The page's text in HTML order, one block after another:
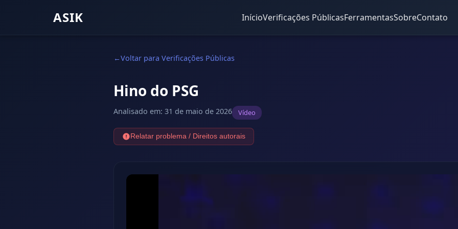
ASIK InícioVerificações PúblicasFerramentasSobreContato
Voltar para Verificações Públicas
Hino do PSG
Analisado em: 31 de maio de 2026 Vídeo
Relatar problema / Direitos autorais